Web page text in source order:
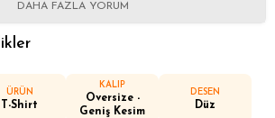
DAHA FAZLA YORUM
ÜRÜN
T-Shirt
KALIP
Oversize -
Geniş Kesim
DESEN
Düz